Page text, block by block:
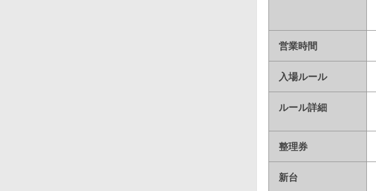
営業時間
入場ルール
ルール詳細
整理券
新台